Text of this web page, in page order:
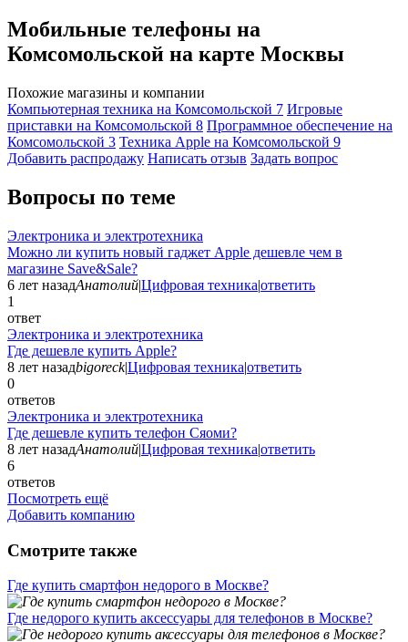
Мобильные телефоны на
Комсомольской на карте Москвы
Похожие магазины и компании
Компьютерная техника на Комсомольской 7 Игровые
приставки на Комсомольской 8 Программное обеспечение на
Комсомольской 3 Техника Apple на Комсомольской 9
Добавить раcпродажу Написать отзыв Задать вопрос
Вопросы по теме
Электроника и электротехника
Можно ли купить новый гаджет Apple дешевле чем в
магазине Save&Sale?
6 лет назадАнатолий|Цифровая техника|ответить
1
ответ
Электроника и электротехника
Где дешевле купить Apple?
8 лет назадbigoreck|Цифровая техника|ответить
0
ответов
Электроника и электротехника
Где дешевле купить телефон Сяоми?
8 лет назадАнатолий|Цифровая техника|ответить
6
ответов
Посмотреть ещё
Добавить компанию
Смотрите также
Где купить смартфон недорого в Москве?
Где недорого купить аксессуары для телефонов в Москве?